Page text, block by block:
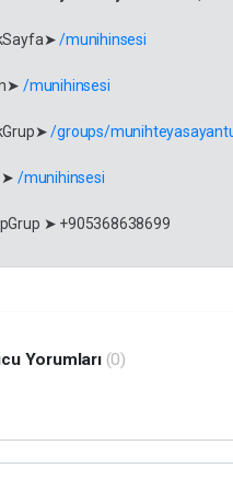
/munihinsesi
/munihinsesi
/groups/
➤ /munihinsesi
➤ +905368638699
Yorumları (0)